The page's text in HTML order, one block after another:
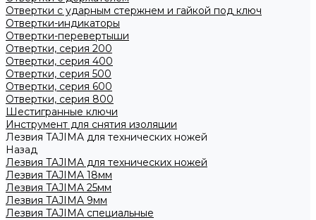
Отвертки с ударным стержнем и гайкой под ключ
Отвертки-индикаторы
Отвертки-перевертыши
Отвертки, серия 200
Отвертки, серия 400
Отвертки, серия 500
Отвертки, серия 600
Отвертки, серия 800
Шестигранные ключи
Инструмент для снятия изоляции
Лезвия TAJIMA для технических ножей
Назад
Лезвия TAJIMA для технических ножей
Лезвия TAJIMA 18мм
Лезвия TAJIMA 25мм
Лезвия TAJIMA 9мм
Лезвия TAJIMA специальные